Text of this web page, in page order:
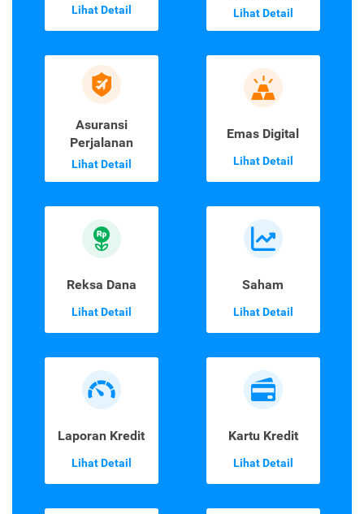
Lihat Detail Lihat Detail
Asuransi
Perjalanan
Lihat Detail
Emas Digital
Lihat Detail
Reksa Dana
Lihat Detail
Saham
Lihat Detail
Laporan Kredit
Lihat Detail
Kartu Kredit
Lihat Detail